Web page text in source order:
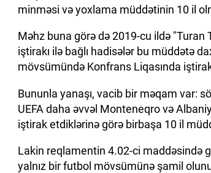
minməsi və yoxlama müddətinin 10 il
Məhz buna görə də 2019-cu ildə "Turan
iştirakı ilə bağlı hadisələr bu müddətə
mövsümündə Konfrans Liqasında
Bununla yanaşı, vacib bir məqam var:
UEFA daha əvvəl Monteneqro və
iştirak etdiklərinə görə birbaşa 10 il
Lakin reqlamentin 4.02-ci maddəsində
yalnız bir futbol mövsümünə şamil